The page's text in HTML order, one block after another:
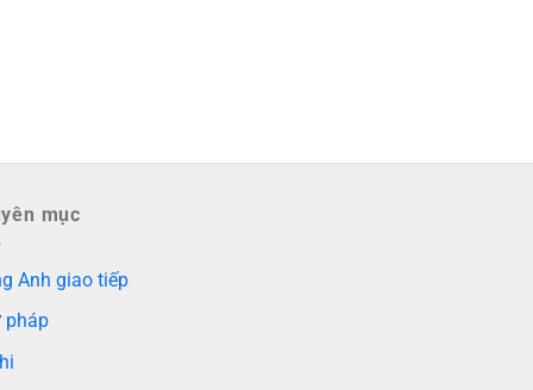
mục
Anh giao tiếp
pháp